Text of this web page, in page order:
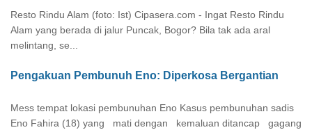
Resto Rindu Alam (foto: Ist) Cipasera.com - Ingat Resto Rindu
Alam yang berada di jalur Puncak, Bogor? Bila tak ada aral
melintang, se...
Pengakuan Pembunuh Eno: Diperkosa Bergantian
Mess tempat lokasi pembunuhan Eno Kasus pembunuhan sadis
Eno Fahira (18) yang mati dengan kemaluan ditancap gagang